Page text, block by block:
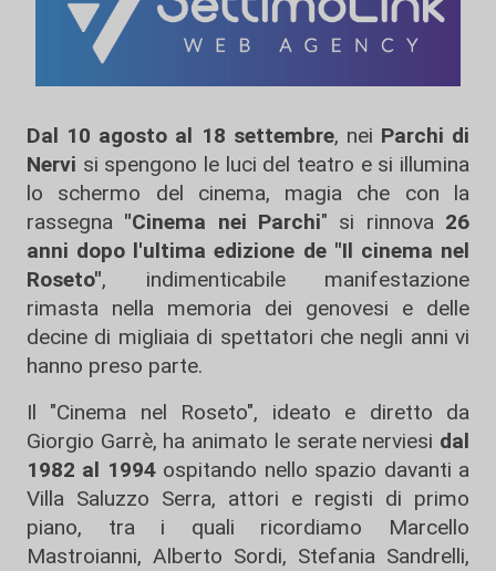
Dal 10 agosto al 18 settembre, nei Parchi di
Nervi si spengono le luci del teatro e si illumina
lo schermo del cinema, magia che con la
rassegna "Cinema nei Parchi" si rinnova26
anni dopo l'ultima edizione de "Il cinema nel
Roseto", indimenticabile manifestazione
rimasta nella memoria dei genovesi e delle
decine di migliaia di spettatori che negli anni vi
hanno preso parte.
Il "Cinema nel Roseto", ideato e diretto da
Giorgio Garrè, ha animato le serate nerviesi dal
1982 al 1994ospitando nello spazio davanti a
Villa Saluzzo Serra, attori e registi di primo
piano, tra i quali ricordiamo Marcello
Mastroianni, Alberto Sordi, Stefania Sandrelli,